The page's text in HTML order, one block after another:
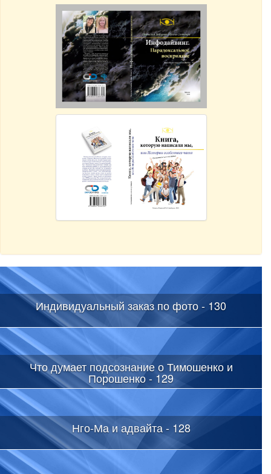
Индивидуальный заказ по фото - 130
Что думает подсознание о Тимошенко и
Порошенко - 129
Нго-Ма и адвайта - 128